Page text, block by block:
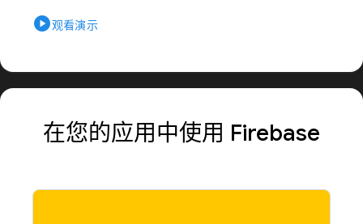
play_circle观看演示
在您的应用中使用 Firebase